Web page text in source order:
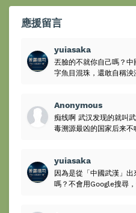
應援留言
yuiasaka
丟臉的不就你自己嗎？
字魚目混珠，還敢自稱泱
Anonymous
痴线啊 武汉发现的就叫
毒溯源最凶的国家后来
yuiasaka
因為是從「中國武漢」
嗎？不會用Google搜尋